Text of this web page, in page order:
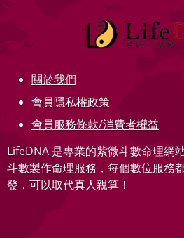
關於我們
會員隱私權政策
會員服務條款/消費者權益
LifeDNA 是專業的紫微斗數命理網
斗數製作命理服務，每個數位服務
發，可以取代真人親算！